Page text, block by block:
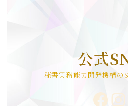
公式
秘書実務能力開発機構の